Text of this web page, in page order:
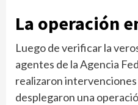
La operación
Luego de verificar la
agentes de la Agencia
realizaron
desplegaron una